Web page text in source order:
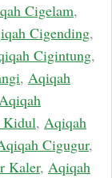
Cigelam,
Cigending,
Cigintung,
, Aqiqah
Kidul, Aqiqah
Cigugur,
Kaler, Aqiqah